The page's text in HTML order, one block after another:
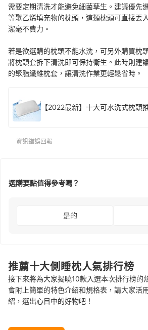
需要定期清洗才能避免細菌孳生。建議優先
等聚乙烯填充物的枕頭，這類枕頭可直接丟
潔毫不費力。
若是欲選購的枕頭不能水洗，可另外購買枕
將枕頭套拆下清洗即可保持衛生。此時則建
的聚脂纖維枕套，讓清洗作業更輕鬆省時。
【2022最新】十大可水洗式枕頭
資訊錯誤回報
選購要點值得參考嗎？
是的
推薦十大側睡枕人氣排行榜
接下來將為大家揭曉10款入選本次排行榜的
會附上簡單的特色介紹和規格表，請大家活
紹，選出心目中的好物吧！